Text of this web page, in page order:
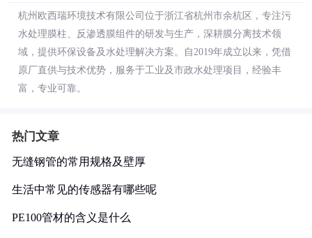
杭州欧西瑞环境技术有限公司位于浙江省杭州市余杭区，专注污
水处理膜柱、反渗透膜组件的研发与生产，深耕膜分离技术领
域，提供环保设备及水处理解决方案。自2019年成立以来，凭借
原厂直供与技术优势，服务于工业及市政水处理项目，经验丰
富，专业可靠。
热门文章
无缝钢管的常用规格及壁厚
生活中常见的传感器有哪些呢
PE100管材的含义是什么